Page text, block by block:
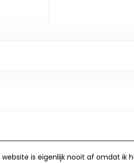
is eigenlijk nooit af omdat